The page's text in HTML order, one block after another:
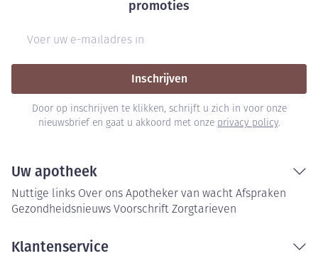
promoties
Inschrijven
Door op inschrijven te klikken, schrijft u zich in voor onze
nieuwsbrief en gaat u akkoord met onze privacy policy.
Uw apotheek
Nuttige links Over ons Apotheker van wacht Afspraken
Gezondheidsnieuws Voorschrift Zorgtarieven
Klantenservice